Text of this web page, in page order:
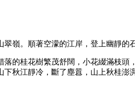
嶺。順著空濛的江岸，登上幽靜的
的桂花樹繁茂舒闊，小花綴滿枝
秋江靜冷，斷了塵囂，山上秋桂澎